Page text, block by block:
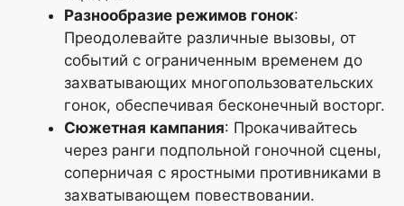
Разнообразие режимов гонок:
Преодолевайте различные вызовы, от
событий с ограниченным временем до
захватывающих многопользовательских
гонок, обеспечивая бесконечный восторг.
Сюжетная кампания: Прокачивайтесь
через ранги подпольной гоночной сцены,
соперничая с яростными противниками в
захватывающем повествовании.